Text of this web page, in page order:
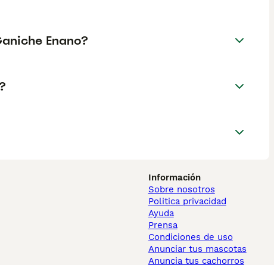
Enano?
Información
Sobre nosotros
Politica privacidad
Ayuda
Prensa
Condiciones de uso
Anunciar tus mascotas
Anuncia tus cachorros